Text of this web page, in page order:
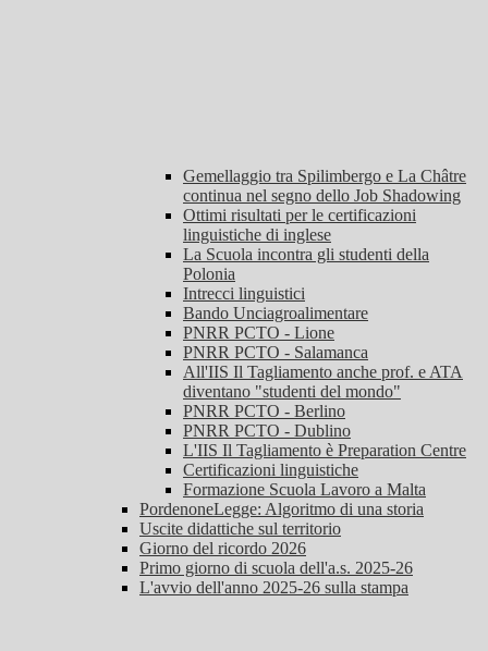
Gemellaggio tra Spilimbergo e La Châtre
continua nel segno dello Job Shadowing
Ottimi risultati per le certificazioni
linguistiche di inglese
La Scuola incontra gli studenti della
Polonia
Intrecci linguistici
Bando Unciagroalimentare
PNRR PCTO - Lione
PNRR PCTO - Salamanca
All'IIS Il Tagliamento anche prof. e ATA
diventano "studenti del mondo"
PNRR PCTO - Berlino
PNRR PCTO - Dublino
L'IIS Il Tagliamento è Preparation Centre
Certificazioni linguistiche
Formazione Scuola Lavoro a Malta
PordenoneLegge: Algoritmo di una storia
Uscite didattiche sul territorio
Giorno del ricordo 2026
Primo giorno di scuola dell'a.s. 2025-26
L'avvio dell'anno 2025-26 sulla stampa